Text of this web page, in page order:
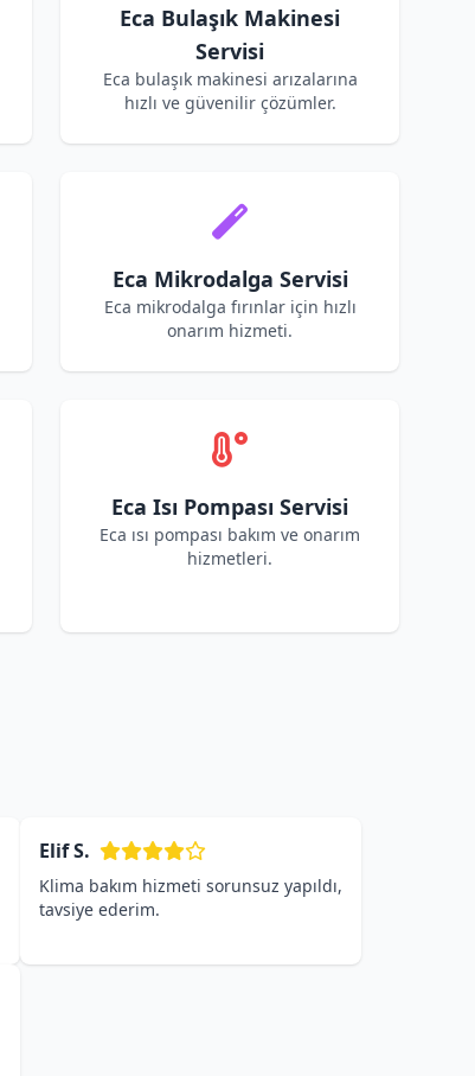
Eca Bulaşık Makinesi
Servisi
Eca bulaşık makinesi arızalarına
hızlı ve güvenilir çözümler.
Eca Mikrodalga Servisi
Eca mikrodalga fırınlar için hızlı
onarım hizmeti.
Eca Isı Pompası Servisi
Eca ısı pompası bakım ve onarım
hizmetleri.
Elif S.
Klima bakım hizmeti sorunsuz yapıldı,
tavsiye ederim.